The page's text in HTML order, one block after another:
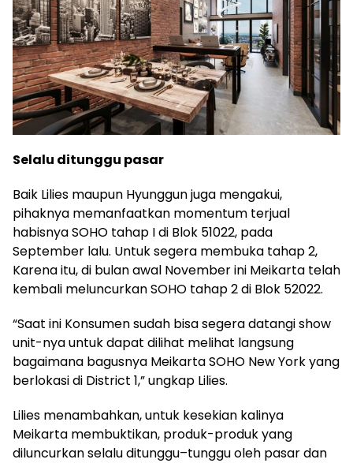
Selalu ditunggu pasar
Baik Lilies maupun Hyunggun juga mengakui,
pihaknya memanfaatkan momentum terjual
habisnya SOHO tahap I di Blok 51022, pada
September lalu. Untuk segera membuka tahap 2,
Karena itu, di bulan awal November ini Meikarta telah
kembali meluncurkan SOHO tahap 2 di Blok 52022.
“Saat ini Konsumen sudah bisa segera datangi show
unit-nya untuk dapat dilihat melihat langsung
bagaimana bagusnya Meikarta SOHO New York yang
berlokasi di District 1,” ungkap Lilies.
Lilies menambahkan, untuk kesekian kalinya
Meikarta membuktikan, produk-produk yang
diluncurkan selalu ditunggu–tunggu oleh pasar dan